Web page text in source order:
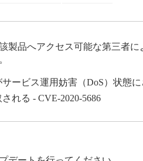
製品へアクセス可能な第三者
ービス運用妨害（DoS）状態に
れる - CVE-2020-5686